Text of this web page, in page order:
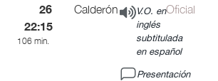
26
22:15
106 min.
Calderón
V.O. en
inglés
subtitulada
en español
Presentación
Oficial